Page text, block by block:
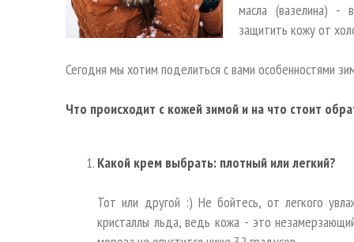
масла (вазелина) -
защитить кожу от
Сегодня мы хотим поделиться с вами особенностями
Что происходит с кожей зимой и на что стоит
Какой крем выбрать: плотный или легкий?
Тот или другой :) Не бойтесь, от легкого
кристаллы льда, ведь кожа - это